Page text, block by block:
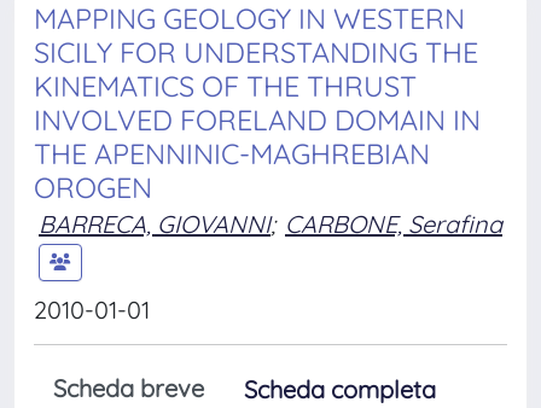
MAPPING GEOLOGY IN WESTERN
SICILY FOR UNDERSTANDING THE
KINEMATICS OF THE THRUST
INVOLVED FORELAND DOMAIN IN
THE APENNINIC-MAGHREBIAN
OROGEN
BARRECA, GIOVANNI; CARBONE, Serafina
2010-01-01
Scheda breve
Scheda completa